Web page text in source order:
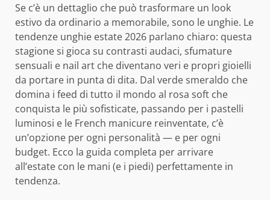
Se c’è un dettaglio che può trasformare un look
estivo da ordinario a memorabile, sono le unghie. Le
tendenze unghie estate 2026 parlano chiaro: questa
stagione si gioca su contrasti audaci, sfumature
sensuali e nail art che diventano veri e propri gioielli
da portare in punta di dita. Dal verde smeraldo che
domina i feed di tutto il mondo al rosa soft che
conquista le più sofisticate, passando per i pastelli
luminosi e le French manicure reinventate, c’è
un’opzione per ogni personalità — e per ogni
budget. Ecco la guida completa per arrivare
all’estate con le mani (e i piedi) perfettamente in
tendenza.